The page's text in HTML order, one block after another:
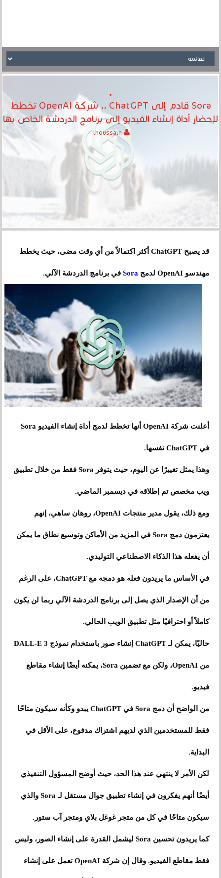
Sora قادم إلى ChatGPT .. شركة OpenAI تخطط
لإحضار أداة إنشاء الفيديو إلى برنامج الدردشة الخاص بها
قد يصبح ChatGPT أكثر اكتمالاً من أي وقت مضى، حيث يخطط
مهندسو OpenAI لدمج Sora في برنامج الدردشة الآلي.
أعلنت شركة OpenAI أنها تخطط لدمج أداة إنشاء الفيديو Sora
في ChatGPT نفسها.
وهذا يمثل تغييرًا عن اليوم، حيث يتوفر Sora فقط من خلال تطبيق
ويب مخصص تم إطلاقه في ديسمبر الماضي.
ومع ذلك، يقول مدير منتجات OpenAI، روهان ساهي، إنهم
يعتزمون دمج Sora في المزيد من الأماكن وتوسيع نطاق ما يمكن
أن يفعله هذا الذكاء الاصطناعي التوليدي.
في الأساس ما يريدون فعله هو دمجه مع ChatGPT، على الرغم
من أن الإصدار الذي يصل إلى برنامج الدردشة الآلي ربما لن يكون
كاملاً أو احترافيًا مثل تطبيق الويب الحالي.
حاليًا، يمكن لـ ChatGPT إنشاء صور باستخدام نموذج DALL-E 3
من OpenAI، ولكن مع تضمين Sora، يمكنه أيضًا إنشاء مقاطع
فيديو.
من الواضح أن دمج Sora في ChatGPT يبدو وكأنه سيكون متاحًا
فقط للمستخدمين الذي لديهم اشتراك مدفوع، على الأقل في
البداية.
لكن الأمر لا ينتهي عند هذا الحد، حيث أوضح المسؤول التنفيذي
أيضًا أنهم يفكرون في إنشاء تطبيق جوال مستقل لـ Sora والذي
سيكون متاحًا في كل من متجر غوغل بلاي ومتجر آب ستور.
كما يريدون تحسين Sora ليشمل القدرة على إنشاء الصور، وليس
فقط مقاطع الفيديو. وقال إن شركة OpenAI تعمل على إنشاء